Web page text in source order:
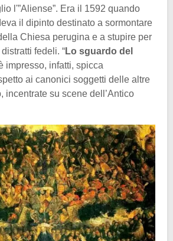
l'”Aliense”. Era il 1592 quando
il dipinto destinato a sormontare
Chiesa perugina e a stupire per
fedeli. “Lo sguardo del
impresso, infatti, spicca
ai canonici soggetti delle altre
incentrate su scene dell’Antico